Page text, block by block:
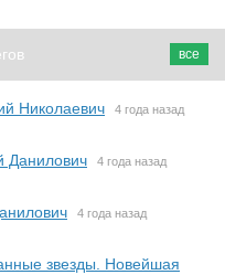
все
Николаевич 4 года назад
Данилович 4 года назад
4 года назад
звезды. Новейшая